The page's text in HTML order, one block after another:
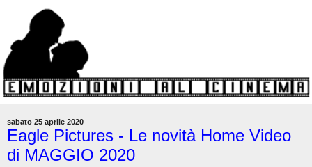
sabato 25 aprile 2020
Eagle Pictures - Le novità Home Video
di MAGGIO 2020